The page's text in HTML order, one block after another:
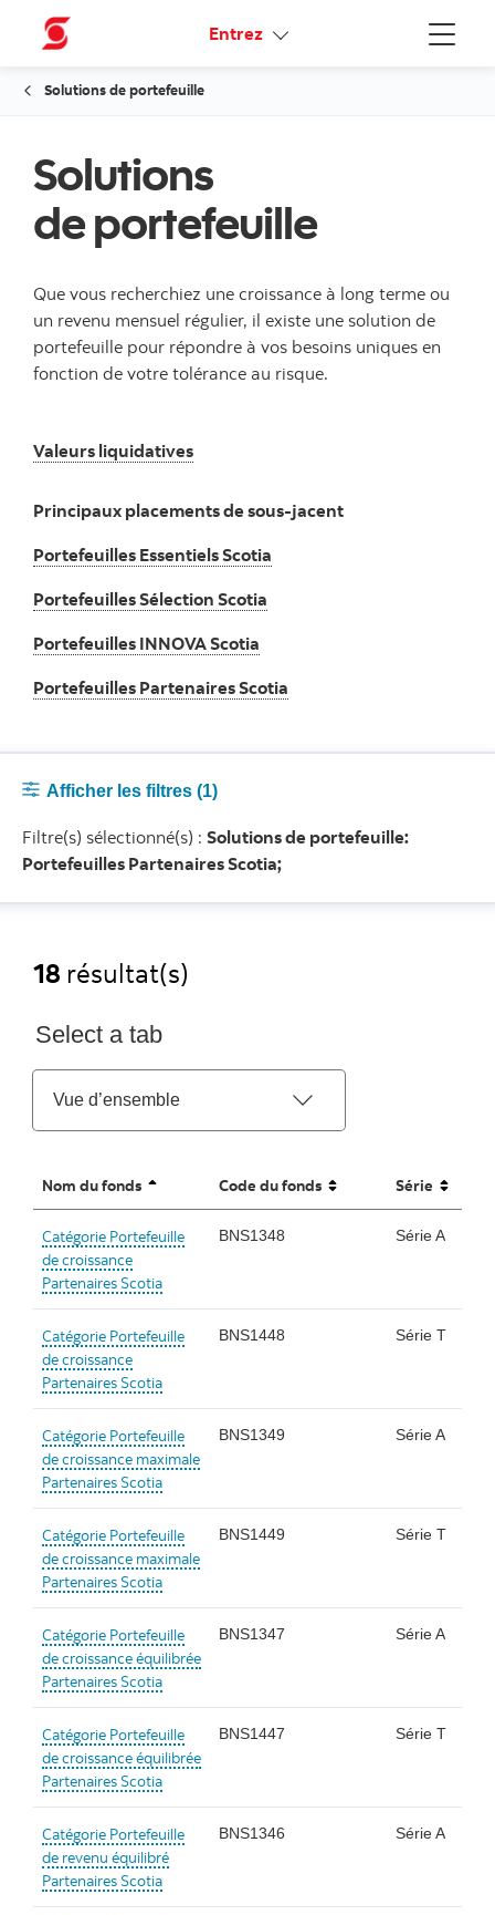
Menu
Entrez Liens connexes
Solutions de portefeuille
Solutions
de portefeuille
Que vous recherchiez une croissance à long terme ou
un revenu mensuel régulier, il existe une solution de
portefeuille pour répondre à vos besoins uniques en
fonction de votre tolérance au risque.
Valeurs liquidativesValeurs liquidatives
Principaux placements de sous-jacent
Portefeuilles Essentiels Scotia
Portefeuilles Sélection Scotia
Portefeuilles INNOVA Scotia
Portefeuilles Partenaires Scotia
Afficher les filtres (1)
Filtre(s) sélectionné(s) : Solutions de portefeuille:
Portefeuilles Partenaires Scotia;
18 résultat(s)
Select a tab
Nom du fonds
sorted ascending
Code du fonds
unsorted
Série
unsorted
Catégorie Portefeuille
de croissance
Partenaires Scotia
BNS1348 Série A
Catégorie Portefeuille
de croissance
Partenaires Scotia
BNS1448 Série T
Catégorie Portefeuille
de croissance maximale
Partenaires Scotia
BNS1349 Série A
Catégorie Portefeuille
de croissance maximale
Partenaires Scotia
BNS1449 Série T
Catégorie Portefeuille
de croissance équilibrée
Partenaires Scotia
BNS1347 Série A
Catégorie Portefeuille
de croissance équilibrée
Partenaires Scotia
BNS1447 Série T
Catégorie Portefeuille
de revenu équilibré
Partenaires Scotia
BNS1346 Série A